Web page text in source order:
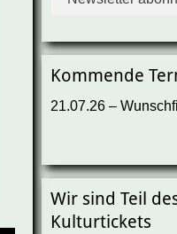
Kommende
21.07.26 –
Wir sind Teil
Kulturtickets